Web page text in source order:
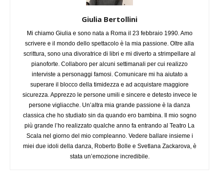
Giulia Bertollini
Mi chiamo Giulia e sono nata a Roma il 23 febbraio 1990. Amo
scrivere e il mondo dello spettacolo è la mia passione. Oltre alla
scrittura, sono una divoratrice di libri e mi diverto a strimpellare al
pianoforte. Collaboro per alcuni settimanali per cui realizzo
interviste a personaggi famosi. Comunicare mi ha aiutato a
superare il blocco della timidezza e ad acquistare maggiore
sicurezza. Apprezzo le persone umili e sincere e detesto invece le
persone vigliacche. Un’altra mia grande passione è la danza
classica che ho studiato sin da quando ero bambina. Il mio sogno
più grande l’ho realizzato qualche anno fa entrando al Teatro La
Scala nel giorno del mio compleanno. Vedere ballare insieme i
miei due idoli della danza, Roberto Bolle e Svetlana Zackarova, è
stata un’emozione incredibile.